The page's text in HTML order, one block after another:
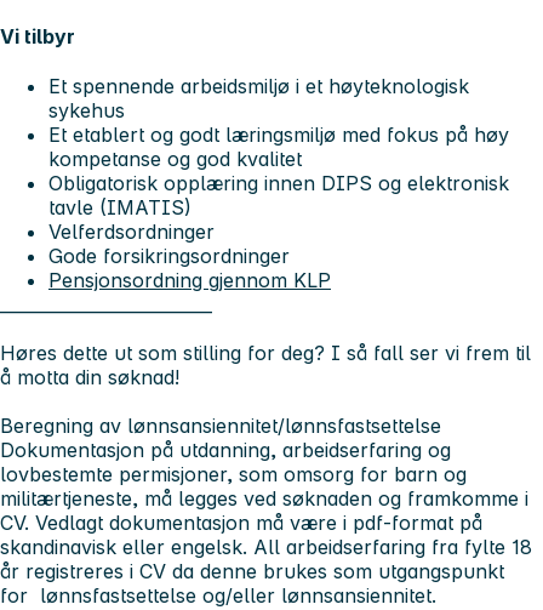
Vi tilbyr
Et spennende arbeidsmiljø i et høyteknologisk
sykehus
Et etablert og godt læringsmiljø med fokus på høy
kompetanse og god kvalitet
Obligatorisk opplæring innen DIPS og elektronisk
tavle (IMATIS)
Velferdsordninger
Gode forsikringsordninger
Pensjonsordning gjennom KLP
Høres dette ut som stilling for deg? I så fall ser vi frem til
å motta din søknad!
Beregning av lønnsansiennitet/lønnsfastsettelse
Dokumentasjon på utdanning, arbeidserfaring og
lovbestemte permisjoner, som omsorg for barn og
militærtjeneste, må legges ved søknaden og framkomme i
CV. Vedlagt dokumentasjon må være i pdf-format på
skandinavisk eller engelsk. All arbeidserfaring fra fylte 18
år registreres i CV da denne brukes som utgangspunkt
for lønnsfastsettelse og/eller lønnsansiennitet.